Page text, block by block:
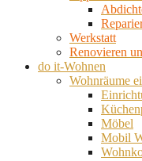
Werkstatt
Renovieren
do it-Wohnen
Wohnräume
Möbel
Mobil